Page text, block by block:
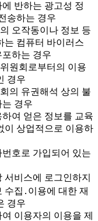
반하는 광고성 정
송하는 경우
오작동이나 정보 등
는 컴퓨터 바이러스
하는 경우
원회로부터의 이용
경우
의 유권해석 상의 불
경우
여 얻은 정보를 교육
이 상업적으로 이용하
호로 가입되어 있는
서비스에 로그인하지
수집․이용에 대한 재
경우
이용자의 이용을 제